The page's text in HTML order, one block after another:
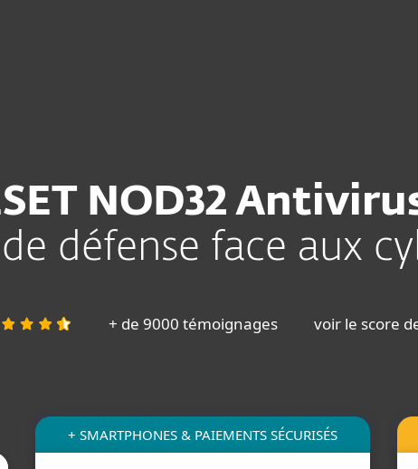
NOD32
défense face aux
+ de 9000 témoignages voir le score
+ SMARTPHONES & PAIEMENTS SÉCURISÉS